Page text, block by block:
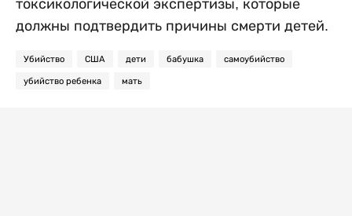
токсикологической экспертизы, которые
должны подтвердить причины смерти детей.
Убийство США дети бабушка самоубийство
убийство ребенка мать